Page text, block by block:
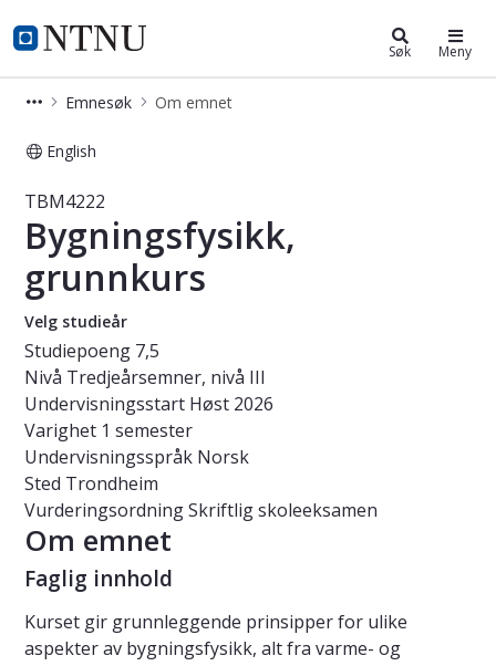
NTNU Hjemmeside
Studier Søk Meny
Emnesøk Om emnet
English
Emne - Bygningsfysikk, grunnkurs -
TBM4222
Bygningsfysikk,
grunnkurs
Velg studieår
Studiepoeng 7,5
Nivå Tredjeårsemner, nivå III
Undervisningsstart Høst 2026
Varighet 1 semester
Undervisningsspråk Norsk
Sted Trondheim
VurderingsordningSkriftlig skoleeksamen
Om emnet
Faglig innhold
Kurset gir grunnleggende prinsipper for ulike
aspekter av bygningsfysikk, alt fra varme- og